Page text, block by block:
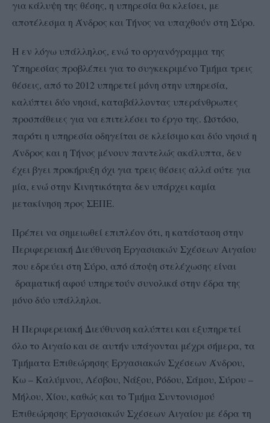
για κάλυψη της θέσης, η υπηρεσία θα κλείσει, με
αποτέλεσμα η Άνδρος και Τήνος να υπαχθούν στη Σύρο.
Η εν λόγω υπάλληλος, ενώ το οργανόγραμμα της
Υπηρεσίας προβλέπει για το συγκεκριμένο Τμήμα τρεις
θέσεις, από το 2012 υπηρετεί μόνη στην υπηρεσία,
καλύπτει δύο νησιά, καταβάλλοντας υπεράνθρωπες
προσπάθειες για να επιτελέσει το έργο της. Ωστόσο,
παρότι η υπηρεσία οδηγείται σε κλείσιμο και δύο νησιά η
Άνδρος και η Τήνος μένουν παντελώς ακάλυπτα, δεν
έχει βγει προκήρυξη όχι για τρεις θέσεις αλλά ούτε για
μία, ενώ στην Κινητικότητα δεν υπάρχει καμία
μετακίνηση προς ΣΕΠΕ.
Πρέπει να σημειωθεί επιπλέον ότι, η κατάσταση στην
Περιφερειακή Διεύθυνση Εργασιακών Σχέσεων Αιγαίου
που εδρεύει στη Σύρο, από άποψη στελέχωσης είναι
δραματική αφού υπηρετούν συνολικά στην έδρα της
μόνο δύο υπάλληλοι.
Η Περιφερειακή Διεύθυνση καλύπτει και εξυπηρετεί
όλο το Αιγαίο και σε αυτήν υπάγονται μέχρι σήμερα, τα
Τμήματα Επιθεώρησης Εργασιακών Σχέσεων Άνδρου,
Κω – Καλύμνου, Λέσβου, Νάξου, Ρόδου, Σάμου, Σύρου –
Μήλου, Χίου, καθώς και το Τμήμα Συντονισμού
Επιθεώρησης Εργασιακών Σχέσεων Αιγαίου με έδρα τη